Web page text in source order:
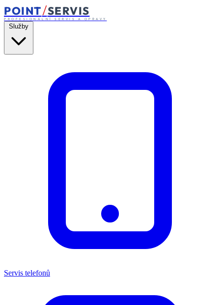
POINT/SERVIS
PROFESIONÁLNÍ SERVIS A OPRAVY
Služby
Servis telefonů